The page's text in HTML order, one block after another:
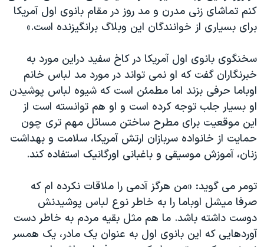
کنم تماشای زنی مدرن و مد روز در مقام بانوی اول آمریکا
برای بسیاری از خوانندگان این وبلاگ برانگیزنده است.»
سخنگوی بانوی اول آمریکا در کاخ سفید دراین مورد به
خبرنگاران گفت که او نمی تواند در مورد مد لباس خانم
اوباما حرفی بزند اما مطمئن است که شیوه لباس پوشیدن
او بسیار جلب توجه کرده است و او هم توانسته است از
این موقعیت برای مطرح ساختن مسائل مهم تری چون
حمایت از خانواده سربازان ارتش آمریکا، سلامت و بهداشت
زنان، آموزش موسیقی و باغبانی اورگانیک استفاده کند.
تومر می گوید: «من هرگز آدمی را ملاقات نکرده ام که
صرفا میشل اوباما را به خاطر نوع لباس پوشیدنش
دوست داشته باشد. ما هم مثل بقیه مردم به خاطر دست
آوردهایی که این بانوی اول به عنوان یک مادر، یک همسر